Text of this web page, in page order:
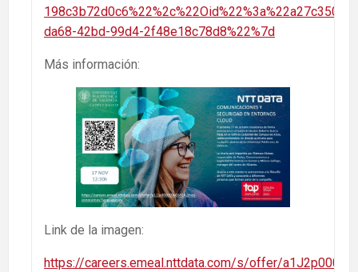
198c3b72d0c6%22%2c%22Oid%22%3a%22a27c350e-
da68-42bd-99d4-2f48e18c78d8%22%7d
Más información:
Link de la imagen:
https://careers.emeal.nttdata.com/s/offer/